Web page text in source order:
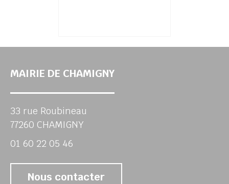
MAIRIE DE CHAMIGNY
33 rue Roubineau
77260 CHAMIGNY
01 60 22 05 46
Nous contacter